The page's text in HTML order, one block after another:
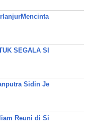
SEGALA SI
Sidin Je
Reuni di Si